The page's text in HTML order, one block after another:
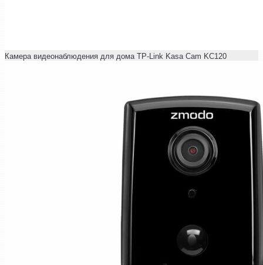
Камера видеонаблюдения для дома TP-Link Kasa Cam KC120